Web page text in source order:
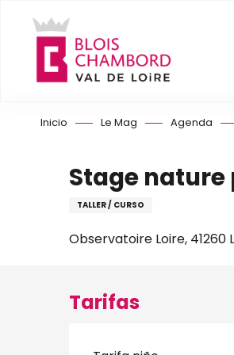
contenu
principal
Inicio Le Mag Agenda
Stage
TALLER / CURSO
Observatoire Loire,
Tarifas